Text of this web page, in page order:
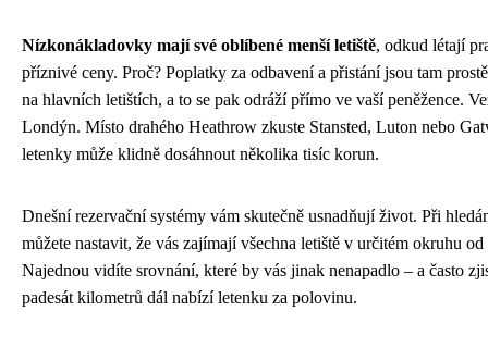
Nízkonákladovky mají své oblíbené menší letiště, odkud létají
příznivé ceny. Proč? Poplatky za odbavení a přistání jsou tam
na hlavních letištích, a to se pak odráží přímo ve vaší peněžence.
Londýn. Místo drahého Heathrow zkuste Stansted, Luton nebo
letenky může klidně dosáhnout několika tisíc korun.
Dnešní rezervační systémy vám skutečně usnadňují život. Při
můžete nastavit, že vás zajímají všechna letiště v určitém okruhu od
Najednou vidíte srovnání, které by vás jinak nenapadlo – a často
padesát kilometrů dál nabízí letenku za polovinu.